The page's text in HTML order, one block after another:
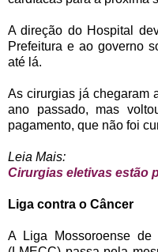
A direção do Hospital
Prefeitura e ao governo
até lá.
As cirurgias já chegaram
ano passado, mas
pagamento, que não foi
Leia Mais:
Cirurgias eletivas estão
Liga contra o Câncer
A Liga Mossoroense